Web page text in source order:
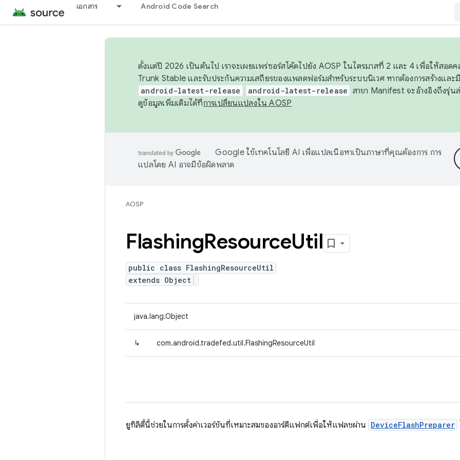
เอกสาร Android Code Search
ตั้งแต่ปี 2026 เป็นต้นไป เราจะเผยแพร่ซอร์สโค้ดไปยัง AOSP ในไตรมาสที่ 2 และ 4 เพื่อให้สอด
Trunk Stable และรับประกันความเสถียรของแพลตฟอร์มสำหรับระบบนิเวศ หากต้องการสร้างและ
android-latest-release android-latest-release สาขา Manifest จะอ้างอิงถึงรุ่
ดูข้อมูลเพิ่มเติมได้ที่การเปลี่ยนแปลงใน AOSP
Google ใช้เทคโนโลยี AI เพื่อแปลเนื้อหาเป็นภาษาที่คุณต้องการ การ
แปลโดย AI อาจมีข้อผิดพลาด
AOSP
FlashingResourceUtil
public class FlashingResourceUtil
extends Object
java.lang.Object
↳ com.android.tradefed.util.FlashingResourceUtil
ยูทิลิตี้นี้ช่วยในการตั้งค่าเวอร์ชันที่เหมาะสมของอาร์ติแฟกต์เพื่อให้แฟลชผ่าน DeviceFlashPreparer